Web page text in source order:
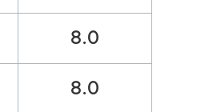
8.0
8.0